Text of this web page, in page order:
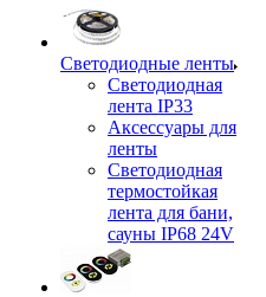
Светодиодные ленты
Светодиодная
лента IP33
Аксессуары для
ленты
Светодиодная
термостойкая
лента для бани,
сауны IP68 24V